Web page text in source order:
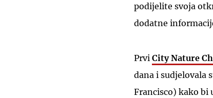
podijelite svoja
dodatne
Prvi City Nature
dana i sudjelovala
Francisco) kako bi